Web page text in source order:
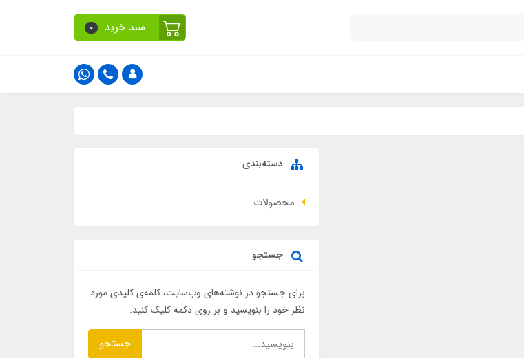
سبد خرید 0
دسته‌بندی
محصولات
جستجو
برای جستجو در نوشته‌های وب‌سایت، کلمه‌ی کلیدی مورد
نظر خود را بنویسید و بر روی دکمه کلیک کنید.
جستجو